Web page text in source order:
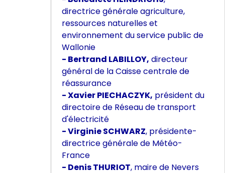
directrice générale agriculture,
ressources naturelles et
environnement du service public de
Wallonie
- Bertrand LABILLOY, directeur
général de la Caisse centrale de
réassurance
- Xavier PIECHACZYK, président du
directoire de Réseau de transport
d'électricité
- Virginie SCHWARZ, présidente-
directrice générale de Météo-
France
- Denis THURIOT, maire de Nevers